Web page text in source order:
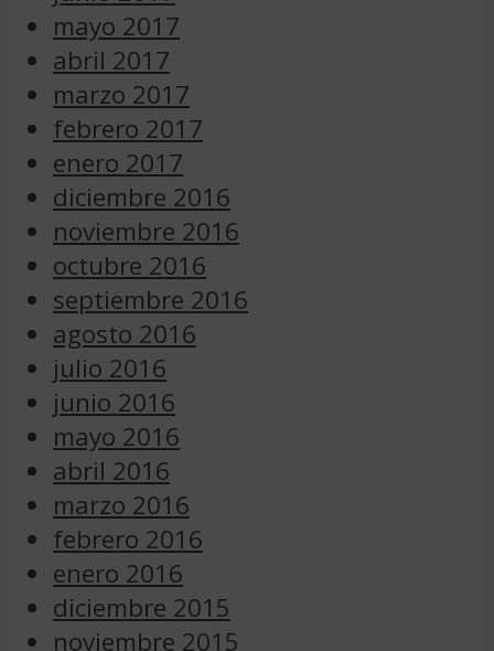
mayo 2017
abril 2017
marzo 2017
febrero 2017
enero 2017
diciembre 2016
noviembre 2016
octubre 2016
septiembre 2016
agosto 2016
julio 2016
junio 2016
mayo 2016
abril 2016
marzo 2016
febrero 2016
enero 2016
diciembre 2015
noviembre 2015